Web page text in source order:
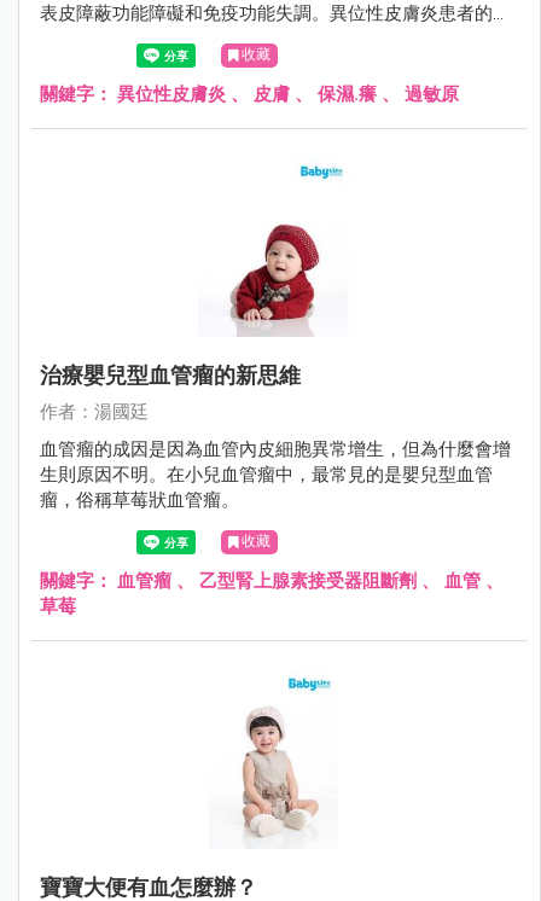
表皮障蔽功能障礙和免疫功能失調。異位性皮膚炎患者的皮
膚角質層因為fillaggrin（一種存在於人體表皮中的蛋白質）
缺陷、神經醯胺（ceremide）降低，導致皮膚的表皮障蔽功
能缺損、保水能力差、表皮上的細菌過度增生，讓過敏原易
收藏
關鍵字： 異位性皮膚炎 、 皮膚 、 保濕.癢 、 過敏原
治療嬰兒型血管瘤的新思維
作者：湯國廷
血管瘤的成因是因為血管內皮細胞異常增生，但為什麼會增
生則原因不明。在小兒血管瘤中，最常見的是嬰兒型血管
瘤，俗稱草莓狀血管瘤。
收藏
關鍵字： 血管瘤 、 乙型腎上腺素接受器阻斷劑 、 血管 、
草莓
寶寶大便有血怎麼辦？